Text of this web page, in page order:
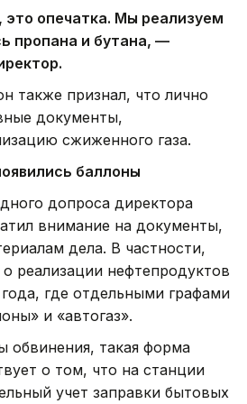
опечатка. Мы реализуем
пропана и бутана, —
также признал, что лично
документы,
сжиженного газа.
баллоны
допроса директора
внимание на документы,
дела. В частности,
реализации нефтепродуктов
где отдельными графами
и «автогаз».
такая форма
о том, что на станции
учет заправки бытовых